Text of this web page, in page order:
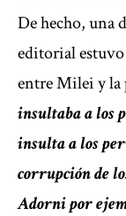
De hecho, una
editorial
entre Milei y la
insultaba a los
insulta a los
corrupción de
Adorni por